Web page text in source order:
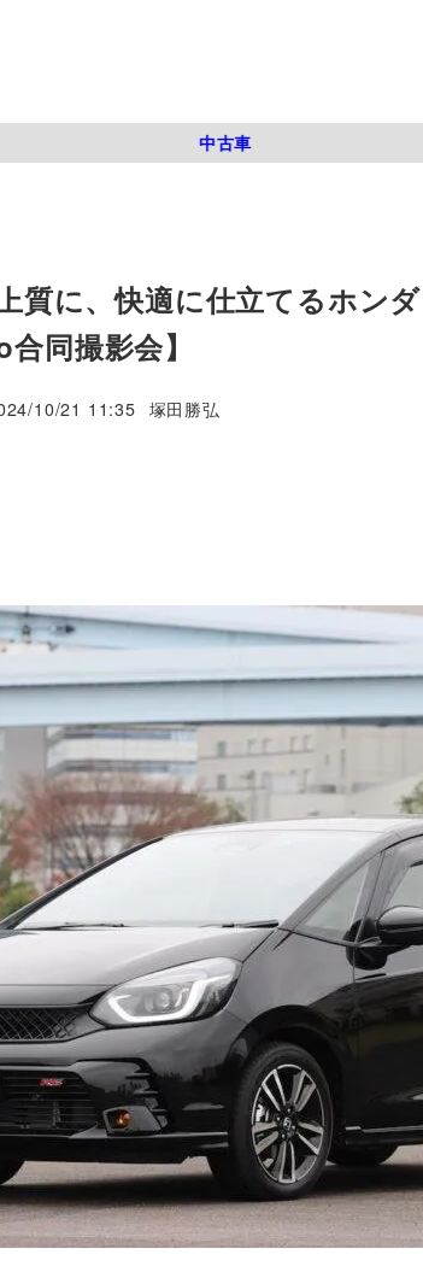
中古車
質に、快適に仕立てるホン
同撮影会】
10/21 11:35 著
塚田勝弘